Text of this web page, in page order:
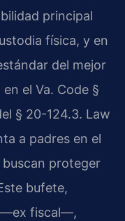
principal
física, y en
del mejor
el Va. Code §
§ 20-124.3. Law
a padres en el
buscan proteger
bufete,
—ex fiscal—,